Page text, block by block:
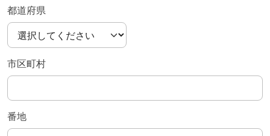
都道府県
市区町村
番地